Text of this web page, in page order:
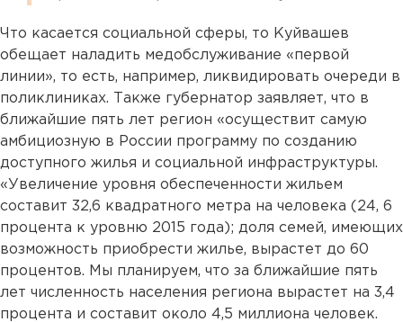
Что касается социальной сферы, то Куйвашев
обещает наладить медобслуживание «первой
линии», то есть, например, ликвидировать очереди в
поликлиниках. Также губернатор заявляет, что в
ближайшие пять лет регион «осуществит самую
амбициозную в России программу по созданию
доступного жилья и социальной инфраструктуры.
«Увеличение уровня обеспеченности жильем
составит 32,6 квадратного метра на человека (24, 6
процента к уровню 2015 года); доля семей, имеющих
возможность приобрести жилье, вырастет до 60
процентов. Мы планируем, что за ближайшие пять
лет численность населения региона вырастет на 3,4
процента и составит около 4,5 миллиона человек.